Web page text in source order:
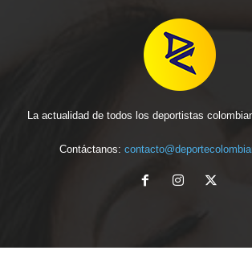
La actualidad de todos los deportistas
Contáctanos: